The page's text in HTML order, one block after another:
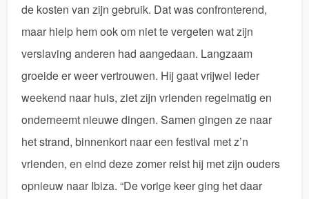
de kosten van zijn gebruik. Dat was confronterend,
maar hielp hem ook om niet te vergeten wat zijn
verslaving anderen had aangedaan. Langzaam
groeide er weer vertrouwen. Hij gaat vrijwel ieder
weekend naar huis, ziet zijn vrienden regelmatig en
onderneemt nieuwe dingen. Samen gingen ze naar
het strand, binnenkort naar een festival met z’n
vrienden, en eind deze zomer reist hij met zijn ouders
opnieuw naar Ibiza. “De vorige keer ging het daar